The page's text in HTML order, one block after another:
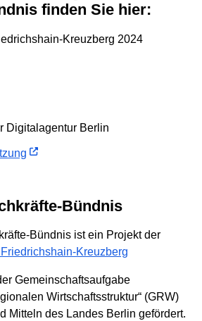
finden Sie hier:
Bündnis
Bündnis ist ein Projekt der
Kreuzberg
Gemeinschaftsaufgabe
Wirtschaftsstruktur“ (GRW)
Mitteln des Landes Berlin gefördert.